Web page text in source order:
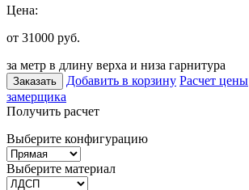
Цена:
от 31000 руб.
за метр в длину верха и низа гарнитура
Заказать Добавить в корзину Расчет цены
замерщика
Получить расчет
Выберите конфигурацию
Выберите материал